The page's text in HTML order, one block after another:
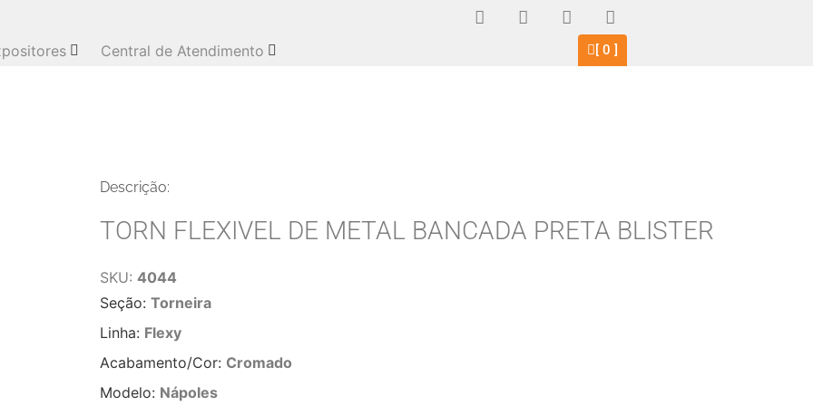
Central de Atendimento [0 ]
Descrição:
TORN FLEXIVEL DE METAL BANCADA PRETA BLISTER
SKU: 4044
Seção: Torneira
Linha: Flexy
Acabamento/Cor: Cromado
Modelo: Nápoles